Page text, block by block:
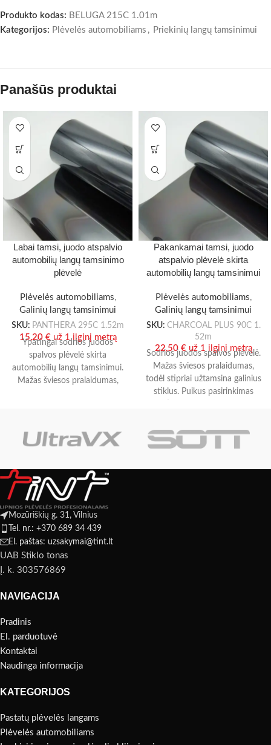
Produkto kodas: BELUGA 215C 1.01m
Kategorijos: Plėvelės automobiliams , Priekinių langų tamsinimui
Panašūs produktai
Labai tamsi, juodo atspalvio
automobilių langų tamsinimo
plėvelė
Plėvelės automobiliams,
Galinių langų tamsinimui
SKU: PANTHERA 295C 1.52m
15,20 € už 1 ilginį metrą
Ypatingai sodrios juodos
spalvos plėvelė skirta
automobilių langų tamsinimui.
Mažas šviesos pralaidumas,
Pakankamai tamsi, juodo
atspalvio plėvelė skirta
automobilių langų tamsinimui
Plėvelės automobiliams,
Galinių langų tamsinimui
SKU: CHARCOAL PLUS 90C 1.
52m
22,50 € už 1 ilginį metrą
Sodrios juodos spalvos plėvelė.
Mažas šviesos pralaidumas,
todėl stipriai užtamsina galinius
stiklus. Puikus pasirinkimas
Mozūriškių g. 31, Vilnius
Tel. nr.: +370 689 34 439
El. paštas: uzsakymai@tint.lt
UAB Stiklo tonas
Į. k. 303576869
NAVIGACIJA
Pradinis
El. parduotuvė
Kontaktai
Naudinga informacija
KATEGORIJOS
Pastatų plėvelės langams
Plėvelės automobiliams